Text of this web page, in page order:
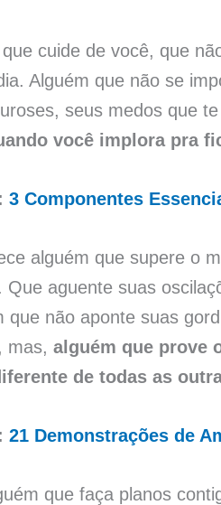
cuide de você, que
Alguém que não se
seus medos que
você implora pra
3 Componentes
alguém que supere o
Que aguente suas
que não aponte suas
mas,alguém que prove
de todas as
21 Demonstrações de
que faça planos